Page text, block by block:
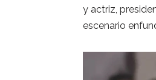
y actriz,
escenario